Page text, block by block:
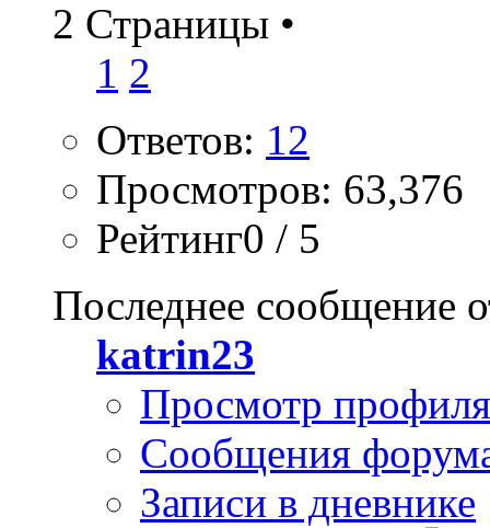
2 Страницы •
1 2
Ответов: 12
Просмотров: 63,376
Рейтинг0 / 5
Последнее сообщение
katrin23
Просмотр профиля
Сообщения
Записи в дневнике